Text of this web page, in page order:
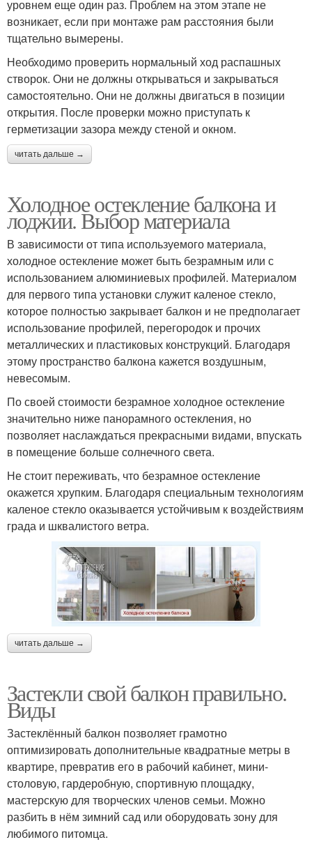
уровнем еще один раз. Проблем на этом этапе не
возникает, если при монтаже рам расстояния были
тщательно вымерены.
Необходимо проверить нормальный ход распашных
створок. Они не должны открываться и закрываться
самостоятельно. Они не должны двигаться в позиции
открытия. После проверки можно приступать к
герметизации зазора между стеной и окном.
читать дальше →
Холодное остекление балкона и
лоджии. Выбор материала
В зависимости от типа используемого материала,
холодное остекление может быть безрамным или с
использованием алюминиевых профилей. Материалом
для первого типа установки служит каленое стекло,
которое полностью закрывает балкон и не предполагает
использование профилей, перегородок и прочих
металлических и пластиковых конструкций. Благодаря
этому пространство балкона кажется воздушным,
невесомым.
По своей стоимости безрамное холодное остекление
значительно ниже панорамного остекления, но
позволяет наслаждаться прекрасными видами, впускать
в помещение больше солнечного света.
Не стоит переживать, что безрамное остекление
окажется хрупким. Благодаря специальным технологиям
каленое стекло оказывается устойчивым к воздействиям
града и шквалистого ветра.
читать дальше →
Застекли свой балкон правильно.
Виды
Застеклённый балкон позволяет грамотно
оптимизировать дополнительные квадратные метры в
квартире, превратив его в рабочий кабинет, мини-
столовую, гардеробную, спортивную площадку,
мастерскую для творческих членов семьи. Можно
разбить в нём зимний сад или оборудовать зону для
любимого питомца.